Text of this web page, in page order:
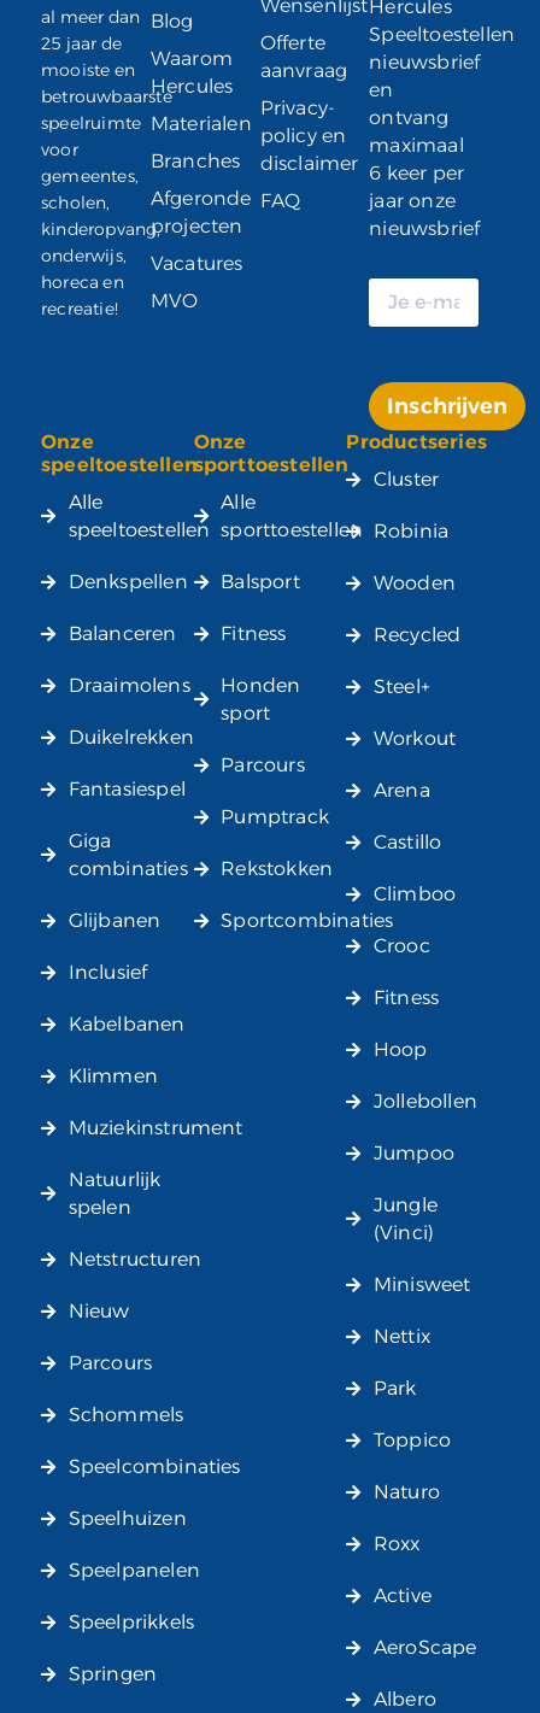
al meer dan
25 jaar de
mooiste en
betrouwbaarste
speelruimte
voor
gemeentes,
scholen,
kinderopvang,
onderwijs,
horeca en
recreatie!
Blog
Waarom
Hercules
Materialen
Branches
Afgeronde
projecten
Vacatures
MVO
Wensenlijst
Offerte
aanvraag
Privacy-
policy en
disclaimer
FAQ
Hercules
Speeltoestellen
nieuwsbrief
en
ontvang
maximaal
6 keer per
jaar onze
nieuwsbrief
Inschrijven
Alternative:
Onze
speeltoestellen
Alle
speeltoestellen
Denkspellen
Balanceren
Draaimolens
Duikelrekken
Fantasiespel
Giga
combinaties
Glijbanen
Inclusief
Kabelbanen
Klimmen
Muziekinstrument
Natuurlijk
spelen
Netstructuren
Nieuw
Parcours
Schommels
Speelcombinaties
Speelhuizen
Speelpanelen
Speelprikkels
Springen
Onze
sporttoestellen
Alle
sporttoestellen
Balsport
Fitness
Honden
sport
Parcours
Pumptrack
Rekstokken
Sportcombinaties
Productseries
Cluster
Robinia
Wooden
Recycled
Steel+
Workout
Arena
Castillo
Climboo
Crooc
Fitness
Hoop
Jollebollen
Jumpoo
Jungle
(Vinci)
Minisweet
Nettix
Park
Toppico
Naturo
Roxx
Active
AeroScape
Albero